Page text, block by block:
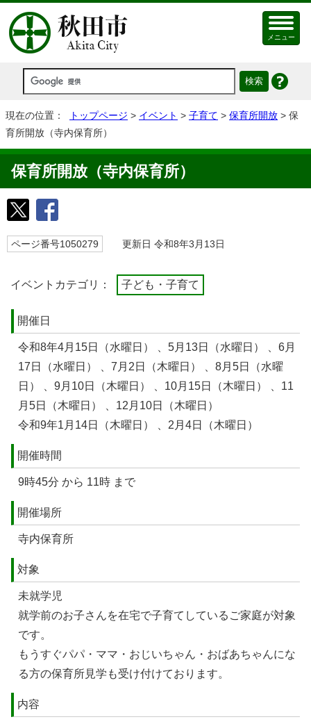
メニュー
現在の位置： トップページ > イベント > 子育て > 保育所開放 > 保
育所開放（寺内保育所）
保育所開放（寺内保育所）
ページ番号1050279 更新日 令和8年3月13日
イベントカテゴリ： 子ども・子育て
開催日
令和8年4月15日（水曜日） 、5月13日（水曜日） 、6月
17日（水曜日） 、7月2日（木曜日） 、8月5日（水曜
日） 、9月10日（木曜日） 、10月15日（木曜日） 、11
月5日（木曜日） 、12月10日（木曜日）
令和9年1月14日（木曜日） 、2月4日（木曜日）
開催時間
9時45分 から 11時 まで
開催場所
寺内保育所
対象
未就学児
就学前のお子さんを在宅で子育てしているご家庭が対象
です。
もうすぐパパ・ママ・おじいちゃん・おばあちゃんにな
る方の保育所見学も受け付けております。
内容